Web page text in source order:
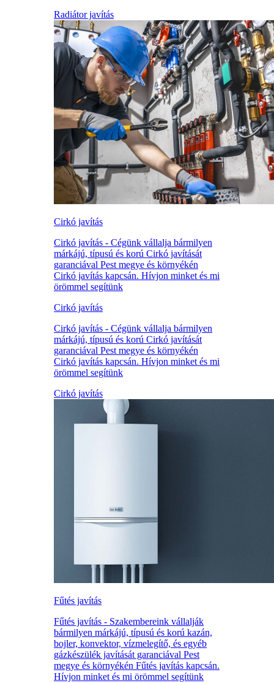
Radiátor javítás
Cirkó javítás
Cirkó javítás - Cégünk vállalja bármilyen
márkájú, típusú és korú Cirkó javítását
garanciával Pest megye és környékén
Cirkó javítás kapcsán. Hívjon minket és mi
örömmel segítünk
Cirkó javítás
Cirkó javítás - Cégünk vállalja bármilyen
márkájú, típusú és korú Cirkó javítását
garanciával Pest megye és környékén
Cirkó javítás kapcsán. Hívjon minket és mi
örömmel segítünk
Cirkó javítás
Fűtés javítás
Fűtés javítás - Szakembereink vállalják
bármilyen márkájú, típusú és korú kazán,
bojler, konvektor, vízmelegítő, és egyéb
gázkészülék javítását garanciával Pest
megye és környékén Fűtés javítás kapcsán.
Hívjon minket és mi örömmel segítünk